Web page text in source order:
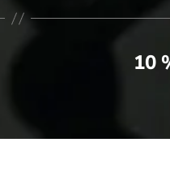
10